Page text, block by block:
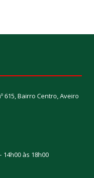
615, Bairro Centro, Aveiro
às 18h00